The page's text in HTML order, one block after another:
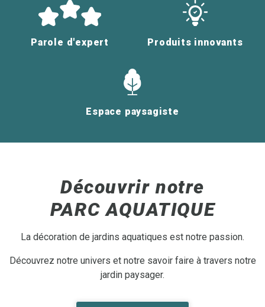
Parole d'expert Produits innovants
Espace paysagiste
Découvrir notre
PARC AQUATIQUE
La décoration de jardins aquatiques est notre passion.
Découvrez notre univers et notre savoir faire à travers notre
jardin paysager.